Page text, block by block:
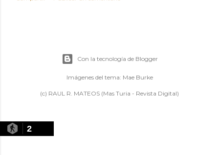
Con la tecnología de Blogger
Imágenes del tema: Mae Burke
(c) RAUL R. MATEOS (Mas Turia - Revista Digital)
2